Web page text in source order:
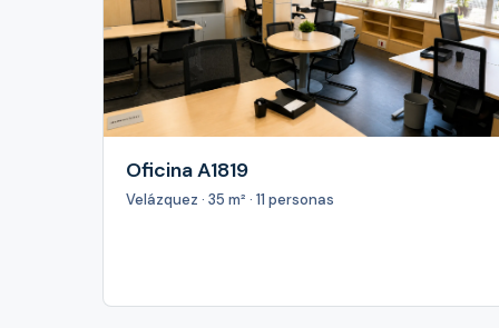
Oficina A1819
Velázquez · 35 m² · 11 personas